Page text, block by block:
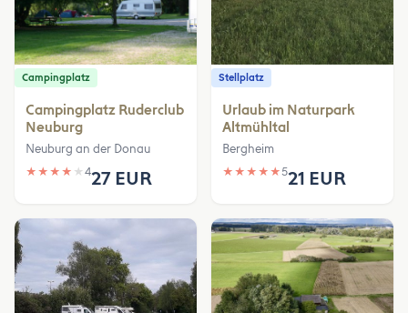
Campingplatz
Campingplatz Ruderclub
Neuburg
Neuburg an der Donau
★ ★ ★ ★ ★ 427 EUR
Stellplatz
Urlaub im Naturpark
Altmühltal
Bergheim
★ ★ ★ ★ ★521 EUR